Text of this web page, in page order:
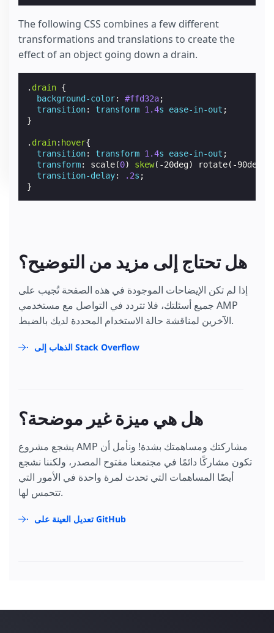
The following CSS combines a few different
transformations and translations to create the
effect of an object going down a drain.
. drain {
background-color: #ffd32a;
transition: transform 1.4s ease-in-out ;
}
. drain: hover{
transition: transform 1.4s ease-in-out ;
transform: scale(0) skew( -20deg) rotate( -90deg
transition-delay: .2s ;
}
هل تحتاج إلى مزيد من التوضيح؟
إذا لم تكن الإيضاحات الموجودة في هذه الصفحة تُجيب على
جميع أسئلتك، فلا تتردد في التواصل مع مستخدمي AMP
الآخرين لمناقشة حالة الاستخدام المحددة لديك بالضبط.
الذهاب إلى Stack Overflow
هل هي ميزة غير موضحة؟
يشجع مشروع AMP مشاركتك ومساهمتك بشدة! ونأمل أن
تكون مشاركًا دائمًا في مجتمعنا مفتوح المصدر، ولكننا نشجع
أيضًا المساهمات التي تحدث لمرة واحدة في الأمور التي
تتحمس لها.
تعديل العينة على GitHub